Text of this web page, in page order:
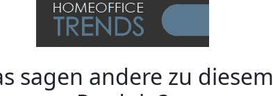
sagen andere zu diesem